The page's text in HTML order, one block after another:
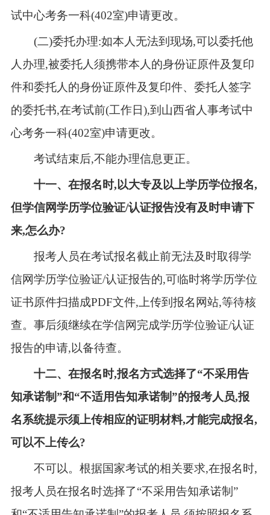
试中心考务一科(402室)申请更改。
(二)委托办理:如本人无法到现场,可以委托他
人办理,被委托人须携带本人的身份证原件及复印
件和委托人的身份证原件及复印件、委托人签字
的委托书,在考试前(工作日),到山西省人事考试中
心考务一科(402室)申请更改。
考试结束后,不能办理信息更正。
十一、在报名时,以大专及以上学历学位报名,
但学信网学历学位验证/认证报告没有及时申请下
来,怎么办?
报考人员在考试报名截止前无法及时取得学
信网学历学位验证/认证报告的,可临时将学历学位
证书原件扫描成PDF文件,上传到报名网站,等待核
查。事后须继续在学信网完成学历学位验证/认证
报告的申请,以备待查。
十二、在报名时,报名方式选择了“不采用告
知承诺制”和“不适用告知承诺制”的报考人员,报
名系统提示须上传相应的证明材料,才能完成报名,
可以不上传么?
不可以。根据国家考试的相关要求,在报名时,
报考人员在报名时选择了“不采用告知承诺制”